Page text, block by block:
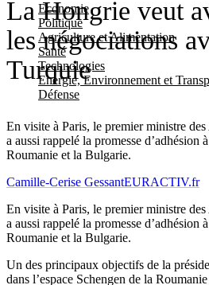
Economie
Politique
Agriculture et Alimentation
Santé
Technologies
Energie, Environnement et
Défense
La Hongrie veut
les négociations
Turquie
En visite à Paris, le premier ministre
a aussi rappelé la promesse d’adhésion
Roumanie et la Bulgarie.
Camille-Cerise GessantEURACTIV.fr
En visite à Paris, le premier ministre
a aussi rappelé la promesse d’adhésion
Roumanie et la Bulgarie.
Un des principaux objectifs de la
dans l’espace Schengen de la